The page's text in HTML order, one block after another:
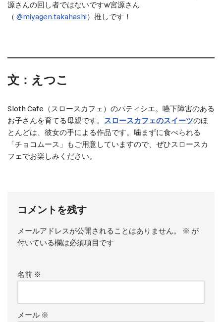
源さんの回し者ではないですw宮源さん
（ @miyagen.takahashi）推しです！
文：えつこ
Sloth Cafe（スロースカフェ）のパティシエ。嚥下障害のある
お子さんを育てる母親です。 スロースカフェのスイーツのほ
とんどは、彼女の手による作品です。噛まずに食べられる
「チョコムース」もご用意していますので、ぜひスロースカ
フェでお楽しみください。
コメントを残す
メールアドレスが公開されることはありません。 ※ が
付いている欄は必須項目です
名前 ※
メール ※